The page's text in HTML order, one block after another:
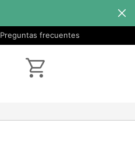
Preguntas frecuentes